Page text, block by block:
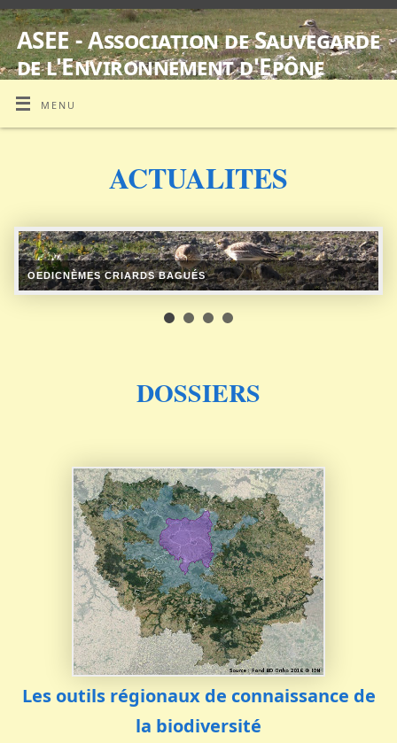
ASEE - Association de Sauvegarde
de l'Environnement d'Epône
MENU
ACTUALITES
OEDICNÈMES CRIARDS BAGUÉS
DOSSIERS
Les outils régionaux de connaissance de
la biodiversité